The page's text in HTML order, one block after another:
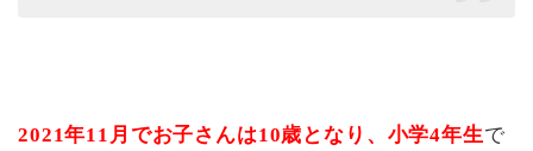
2021年11月でお子さんは10歳となり、小学4年生で